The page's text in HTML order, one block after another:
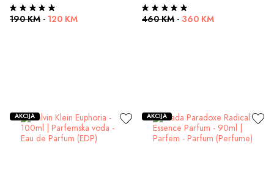
190 KM - 120 KM 460 KM - 360 KM
AKCIJA AKCIJA